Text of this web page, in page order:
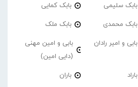
بابک سلیمی بابک کمایی
بابک محمدی بابک ملک
بابی و امیر رادان
بابی و امین مهنی
(دایی امین)
باراد باران